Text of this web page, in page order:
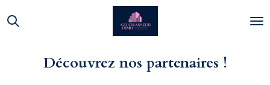
Passer
au
principalDécouvrez nos partenaires !